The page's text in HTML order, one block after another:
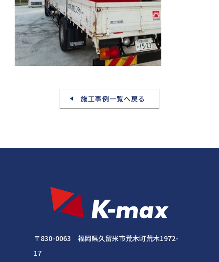
施工事例一覧へ戻る
〒830-0063 福岡県久留米市荒木町荒木1972-
17